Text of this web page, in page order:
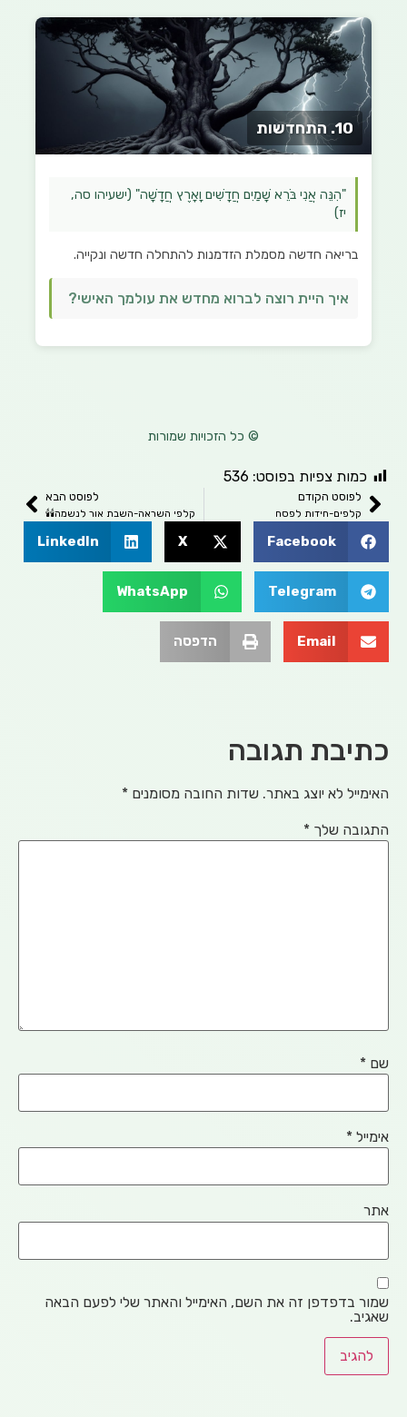
"הִנֵּה אֲנִי בֹּרֵא שָׁמַיִם חֲדָשִׁים וָאָרֶץ חֲדָשָׁה" (ישעיהו סה,
בריאה חדשה מסמלת הזדמנות להתחלה חדשה ונקייה.
איך היית רוצה לברוא מחדש את עולמך האישי?
© כל הזכויות שמורות
צפיות בפוסט: 536
לפוסט הקודם
קלפים-חידות לפסח
לפוסט הבא
קלפי השראה-השבת אור לנשמה🕯🕯
Facebook
X
LinkedIn
Telegram
WhatsApp
Email הדפסה
תגובה
לא יוצג באתר. שדות החובה מסומנים*
שלך*
*
בדפדפן זה את השם, האימייל והאתר שלי לפעם הבאה